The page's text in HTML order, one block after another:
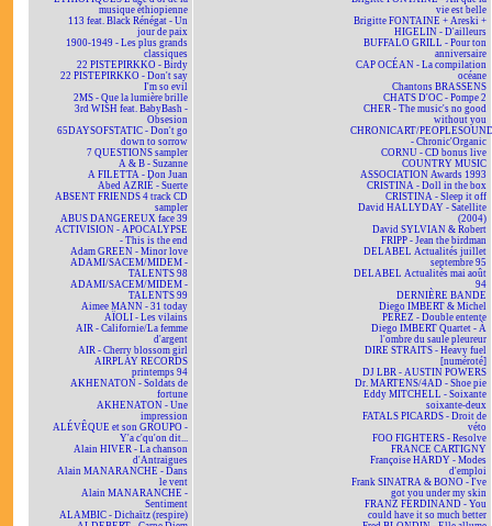
musique éthiopienne
113 feat. Black Rénégat - Un
jour de paix
1900-1949 - Les plus grands
classiques
22 PISTEPIRKKO - Birdy
22 PISTEPIRKKO - Don't say
I'm so evil
2MS - Que la lumière brille
3rd WISH feat. BabyBash -
Obsesion
65DAYSOFSTATIC - Don't go
down to sorrow
7 QUESTIONS sampler
A & B - Suzanne
A FILETTA - Don Juan
Abed AZRIÉ - Suerte
ABSENT FRIENDS 4 track CD
sampler
ABUS DANGEREUX face 39
ACTIVISION - APOCALYPSE
- This is the end
Adam GREEN - Minor love
ADAMI/SACEM/MIDEM -
TALENTS 98
ADAMI/SACEM/MIDEM -
TALENTS 99
Aimee MANN - 31 today
AÏOLI - Les vilains
AIR - Californie/La femme
d'argent
AIR - Cherry blossom girl
AIRPLAY RECORDS
printemps 94
AKHENATON - Soldats de
fortune
AKHENATON - Une
impression
ALÉVÊQUE et son GROUPO -
Y'a c'qu'on dit...
Alain HIVER - La chanson
d'Antraigues
Alain MANARANCHE - Dans
le vent
Alain MANARANCHE -
Sentiment
ALAMBIC - Dichaïtz (respire)
vie est belle
Brigitte FONTAINE + Areski +
HIGELIN - D'ailleurs
BUFFALO GRILL - Pour ton
anniversaire
CAP OCÉAN - La compilation
océane
Chantons BRASSENS
CHATS D'OC - Pompe 2
CHER - The music's no good
without you
CHRONICART/
- Chronic'Organic
CORNU - CD bonus live
COUNTRY MUSIC
ASSOCIATION Awards 1993
CRISTINA - Doll in the box
CRISTINA - Sleep it off
David HALLYDAY - Satellite
(2004)
David SYLVIAN & Robert
FRIPP - Jean the birdman
DELABEL Actualités juillet
septembre 95
DELABEL Actualités mai août
94
DERNIÈRE BANDE
Diego IMBERT & Michel
PEREZ - Double entente
Diego IMBERT Quartet - À
l'ombre du saule pleureur
DIRE STRAITS - Heavy fuel
[numéroté]
DJ LBR - AUSTIN POWERS
Dr. MARTENS/4AD - Shoe pie
Eddy MITCHELL - Soixante
soixante-deux
FATALS PICARDS - Droit de
véto
FOO FIGHTERS - Resolve
FRANCE CARTIGNY
Françoise HARDY - Modes
d'emploi
Frank SINATRA & BONO - I've
got you under my skin
FRANZ FERDINAND - You
could have it so much better